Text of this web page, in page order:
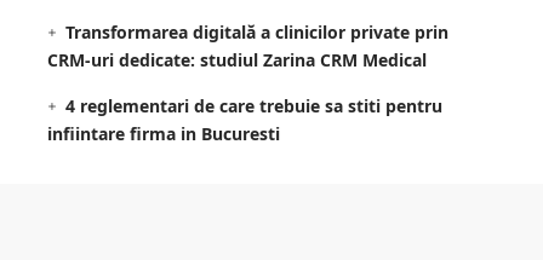
Transformarea digitală a clinicilor private prin
CRM-uri dedicate: studiul Zarina CRM Medical
4 reglementari de care trebuie sa stiti pentru
infiintare firma in Bucuresti